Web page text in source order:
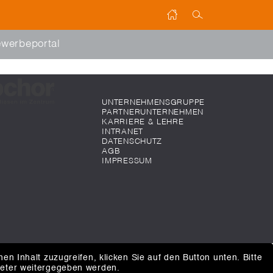
UNTERNEHMENSGRUPPE
PARTNERUNTERNEHMEN
KARRIERE & LEHRE
INTRANET
DATENSCHUTZ
AGB
IMPRESSUM
Inhalt zuzugreifen, klicken Sie auf den Button unten. Bitte
weitergegeben werden.